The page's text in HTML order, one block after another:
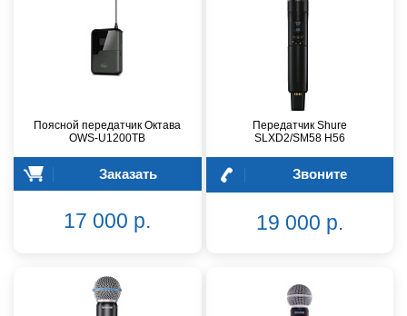
Поясной передатчик Октава
OWS-U1200TB
Заказать
17 000 р.
Передатчик Shure
SLXD2/SM58 H56
Звоните
19 000 р.